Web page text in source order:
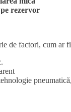
rezervor
de factori, cum ar